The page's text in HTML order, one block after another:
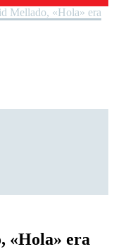
Mellado, «Hola» era
«Hola» era